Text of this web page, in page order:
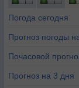
Погода сегодня
Прогноз погоды
Почасовой
Прогноз на 3 дня